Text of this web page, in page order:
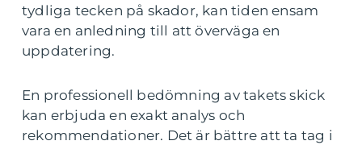
tydliga tecken på skador, kan tiden ensam
vara en anledning till att överväga en
uppdatering.
En professionell bedömning av takets skick
kan erbjuda en exakt analys och
rekommendationer. Det är bättre att ta tag i